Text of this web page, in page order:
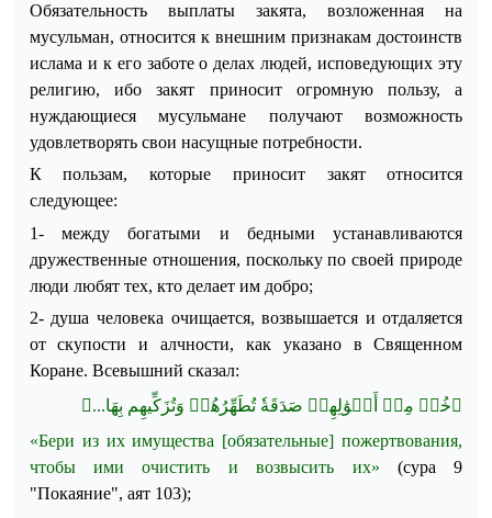
Обязательность
выплаты закята, возложенная на
мусульман, относится к внешним признакам достоинств
ислама и к его заботе о делах людей, исповедующих эту
религию, ибо закят приносит огромную пользу, а
нуждающиеся мусульмане получают возможность
удовлетворять свои насущные потребности.
К пользам,
которые приносит закятотносится
следующее:
1-
между
богатыми и бедными устанавливаются
дружественные отношения, поскольку по своей природе
люди любят тех, кто делает им добро;
2- душа человека очищается, возвышается и отдаляется
от скупости и алчности, как указано в Священном
Коране. Всевышний сказал:
﴿خُذۡ مِنۡ أَمۡوَٰلِهِمۡ صَدَقَةٗ تُطَهِّرُهُمۡ وَتُزَكِّيهِم بِهَا...﴾
«Бери из их имущества [обязательные] пожертвования,
чтобы ими очистить и возвысить их»
(сура 9
"Покаяние", аят 103);